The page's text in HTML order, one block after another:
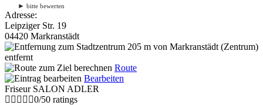
► bitte bewerten
Adresse:
Leipziger Str. 19
04420 Markranstädt
205 m von Markranstädt (Zentrum)
entfernt
Route
Bearbeiten
Friseur SALON ADLER
0/50 ratings